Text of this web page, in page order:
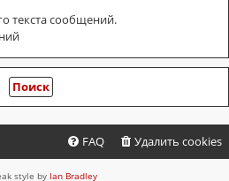
текста сообщений.
Удалить cookies
FAQ
style by Ian Bradley